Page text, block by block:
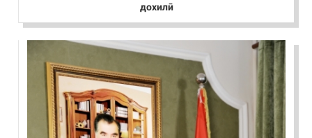
дохилӣ